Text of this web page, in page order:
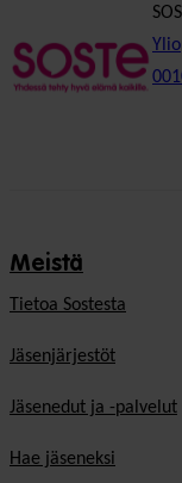
Meistä
Tietoa Sostesta
Jäsenjärjestöt
Jäsenedut ja -palvelut
Hae jäseneksi